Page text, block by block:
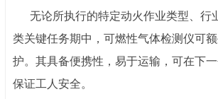
无论所执行的特定动火作业类型、行
类关键任务期中，可燃性气体检测仪可
护。其具备便携性，易于运输，可在下
保证工人安全。